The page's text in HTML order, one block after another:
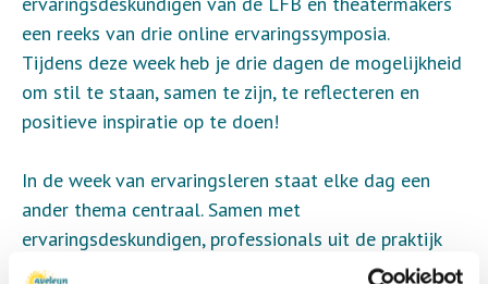
een reeks van drie online ervaringssymposia.
Tijdens deze week heb je drie dagen de mogelijkheid
om stil te staan, samen te zijn, te reflecteren en
positieve inspiratie op te doen!
In de week van ervaringsleren staat elke dag een
ander thema centraal. Samen met
ervaringsdeskundigen, professionals uit de praktijk
en theatermakers is een ervaring op maat gemaakt.